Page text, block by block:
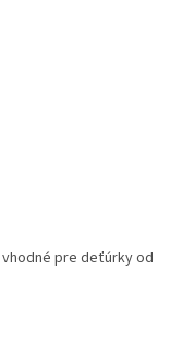
pre deťúrky od